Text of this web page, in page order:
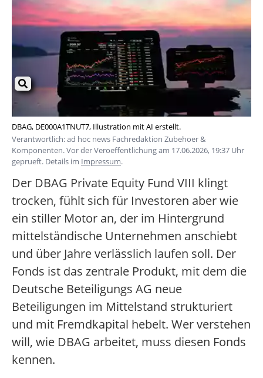
DBAG, DE000A1TNUT7, Illustration mit AI erstellt.
Verantwortlich: ad hoc news Fachredaktion Zubehoer &
Komponenten. Vor der Veroeffentlichung am 17.06.2026, 19:37 Uhr
geprueft. Details im Impressum.
Der DBAG Private Equity Fund VIII klingt
trocken, fühlt sich für Investoren aber wie
ein stiller Motor an, der im Hintergrund
mittelständische Unternehmen anschiebt
und über Jahre verlässlich laufen soll. Der
Fonds ist das zentrale Produkt, mit dem die
Deutsche Beteiligungs AG neue
Beteiligungen im Mittelstand strukturiert
und mit Fremdkapital hebelt. Wer verstehen
will, wie DBAG arbeitet, muss diesen Fonds
kennen.